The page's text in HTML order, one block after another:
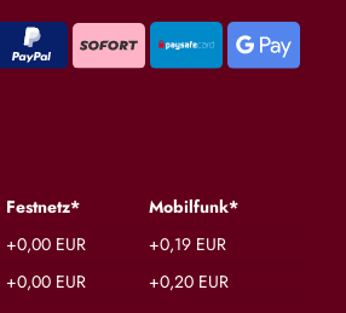
Festnetz*
Mobilfunk*
+0,00 EUR
+0,19 EUR
+0,00 EUR
+0,20 EUR